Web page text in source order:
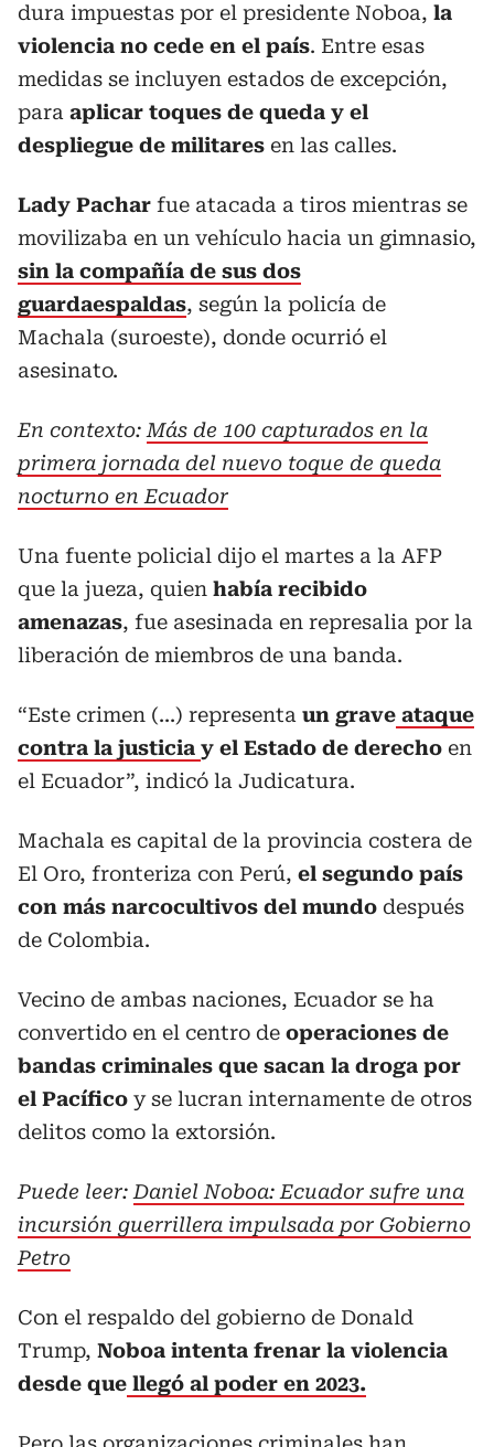
dura impuestas por el presidente Noboa, la
violencia no cede en el país. Entre esas
medidas se incluyen estados de excepción,
para aplicar toques de queda y el
despliegue de militares en las calles.
Lady Pachar fue atacada a tiros mientras se
movilizaba en un vehículo hacia un gimnasio,
sin la compañía de sus dos
guardaespaldas, según la policía de
Machala (suroeste), donde ocurrió el
asesinato.
En contexto: Más de 100 capturados en la
primera jornada del nuevo toque de queda
nocturno en Ecuador
Una fuente policial dijo el martes a la AFP
que la jueza, quien había recibido
amenazas, fue asesinada en represalia por la
liberación de miembros de una banda.
“Este crimen (...) representa un grave ataque
contra la justicia y el Estado de derecho en
el Ecuador”, indicó la Judicatura.
Machala es capital de la provincia costera de
El Oro, fronteriza con Perú, el segundo país
con más narcocultivos del mundo después
de Colombia.
Vecino de ambas naciones, Ecuador se ha
convertido en el centro de operaciones de
bandas criminales que sacan la droga por
el Pacífico y se lucran internamente de otros
delitos como la extorsión.
Puede leer: Daniel Noboa: Ecuador sufre una
incursión guerrillera impulsada por Gobierno
Petro
Con el respaldo del gobierno de Donald
Trump, Noboa intenta frenar la violencia
desde que llegó al poder en 2023.